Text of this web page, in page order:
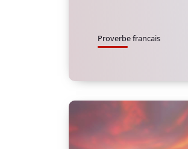
Proverbe francais